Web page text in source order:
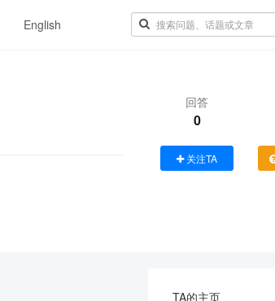
English
回答
0
关注TA
TA的主页